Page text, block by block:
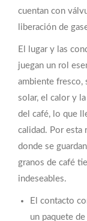
cuentan con
liberación de
El lugar y las
juegan un rol
ambiente fresco,
solar, el calor y
del café, lo que
calidad. Por esta
donde se
granos de café
indeseables.
El contacto
un paquete